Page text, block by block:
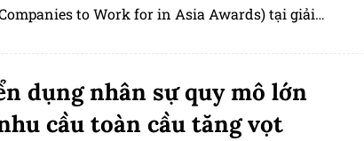
to Work for in Asia Awards) tại giải
dụng nhân sự quy mô lớn
cầu toàn cầu tăng vọt